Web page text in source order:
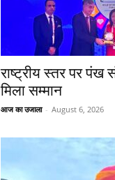
राष्ट्रीय स्तर पर पंख
मिला सम्मान
आज का उजाला - August 6, 2026